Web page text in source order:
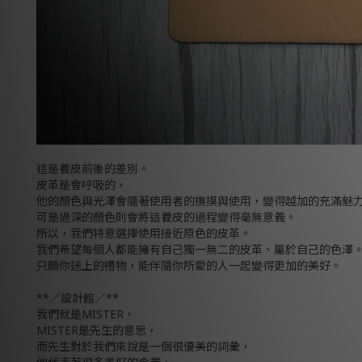
這是養皮前後的差別。
皮革是會呼吸的，
他的顏色與光澤會隨著使用者的撫摸與使用，變得越加的充滿魅
可是過深的顏色則會將這養皮的過程變得毫無意義。
所以，我們特意選擇使用接近原色的皮革。
我們希望每個人都能擁有自己獨一無二的皮革、屬於自己的色澤
只願你送上的禮物，能伴隨你所愛的人一起變得更加的美好。
**／設計館／**
我們就是MISTER，
MISTER是先生的意思，
而先生對於我們來說是一個很優美的詞彙，